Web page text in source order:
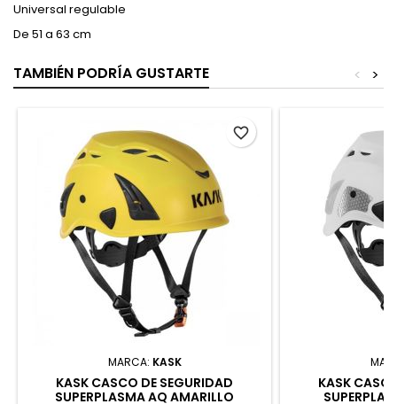
Universal regulable
De 51 a 63 cm
TAMBIÉN PODRÍA GUSTARTE >
<
MARCA: KASK
KASK CASCO DE SEGURIDAD
SUPERPLASMA AQ AMARILLO
favorite_border
KASK